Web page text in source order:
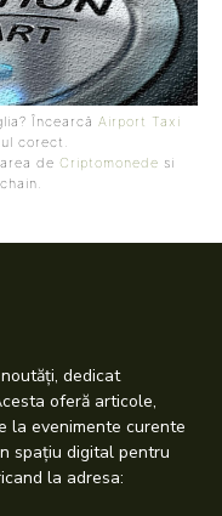
Încearcă Airport Taxi
corect.
de Criptomonede si
dedicat
oferă articole,
la evenimente curente
spațiu digital pentru
la adresa: